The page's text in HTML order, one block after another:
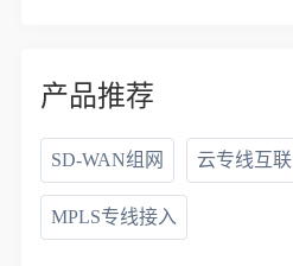
产品推荐
SD-WAN组网 云专线互联
MPLS专线接入